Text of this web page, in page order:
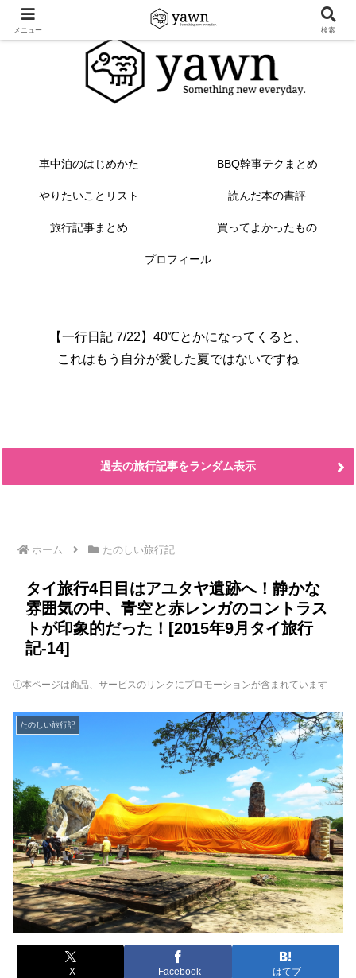
車中泊のはじめかた BBQ幹事テクまとめ
やりたいことリスト 読んだ本の書評
旅行記事まとめ 買ってよかったもの
プロフィール
【一行日記 7/22】40℃とかになってくると、
これはもう自分が愛した夏ではないですね
過去の旅行記事をランダム表示
ホーム たのしい旅行記
タイ旅行4日目はアユタヤ遺跡へ！静かな
雰囲気の中、青空と赤レンガのコントラス
トが印象的だった！[2015年9月タイ旅行
記-14]
ⓘ本ページは商品、サービスのリンクにプロモーションが含まれています
たのしい旅行記
X Facebook はてブ
メニュー 検索